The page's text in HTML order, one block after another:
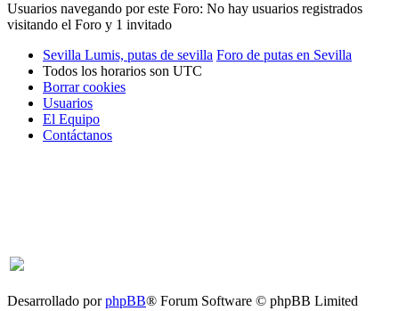
Usuarios navegando por este Foro: No hay usuarios registrados
visitando el Foro y 1 invitado
Sevilla Lumis, putas de sevilla Foro de putas en Sevilla
Todos los horarios son UTC
Borrar cookies
Usuarios
El Equipo
Contáctanos
Desarrollado porphpBB® Forum Software © phpBB Limited